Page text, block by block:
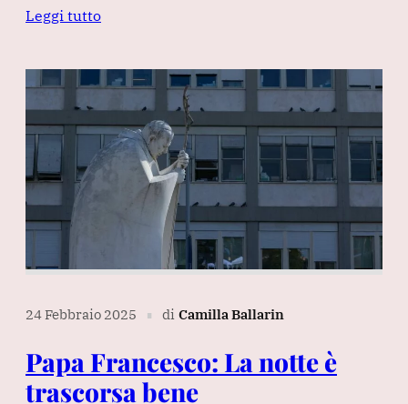
Leggi tutto
24 Febbraio 2025 ∎ di Camilla Ballarin
Papa Francesco: La notte è
trascorsa bene